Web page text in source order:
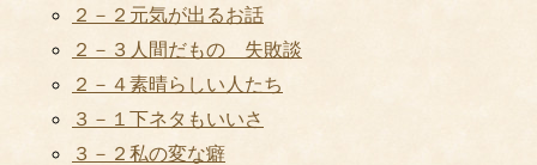
２－２元気が出るお話
２－３人間だもの 失敗談
２－４素晴らしい人たち
３－１下ネタもいいさ
３－２私の変な癖